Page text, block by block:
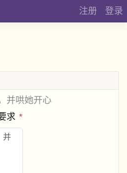
注册 登录
并哄她开心
求 *